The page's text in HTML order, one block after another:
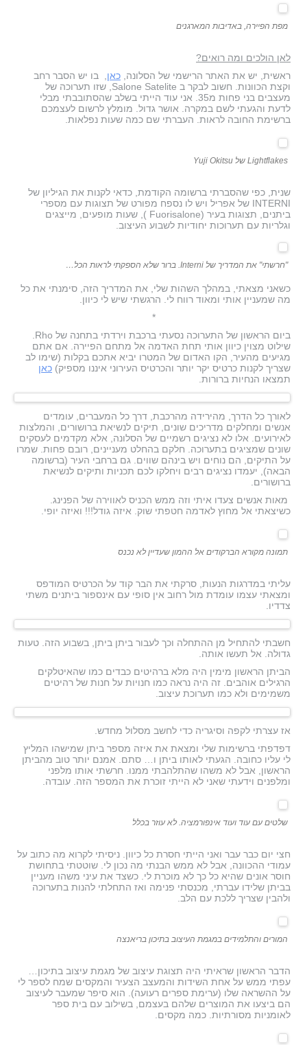
מפת הפיירה, באדיבות המארגנים
לאן הולכים ומה רואים?
ראשית, יש את האתר הרישמי של הסלונה, כאן, בו יש הסבר רחב
וקצת הכוונות. חשוב לבקר ב Salone Satelite, שזו תערוכה של
מעצבים בני פחות מ35. אני עוד הייתי בשלב שהסתובבתי מבלי
לדעת והגעתי לשם במקרה. אושר גדול. מומלץ לרשום לעצמכם
ברשימת החובה לראות. העברתי שם כמה שעות נפלאות.
Lightflakes של Yuji Okitsu
שנית, כפי שהסברתי ברשומה הקודמת, כדאי לקנות את הגיליון של
INTERNI של אפריל ויש לו נספח מפורט של תצוגות עם מספרי
ביתנים, תצוגות בעיר (Fuorisalone ), שעות מופעים, מייצגים
וגלריות עם תערוכות יחודיות לשבוע העיצוב.
"חרשתי" את המדריך של Interni. ברור שלא הספקתי לראות הכל…
כשאני מצאתי, במהלך השהות שלי, את המדריך הזה, סימנתי את כל
מה שמעניין אותי ומאוד רווח לי. הרגשתי שיש לי כיוון.
*
ביום הראשון של התערוכה נסעתי ברכבת וירדתי בתחנה של Rho.
שילוט מצוין כיוון אותי תחת האדמה אל מתחם הפיירה. אם אתם
מגיעים מהעיר, הקו האדום של המטרו יביא אתכם בקלות (שימו לב
שצריך לקנות כרטיס יקר יותר והכרטיס העירוני איננו מספיק) כאן
תמצאו הנחיות ברורות.
לאורך כל הדרך, מהירידה מהרכבת, דרך כל המעברים, עומדים
אנשים ומחלקים מדריכים שונים, תיקים לנשיאת ברושורים, והמלצות
לאירועים. אלו לא נציגים רשמיים של הסלונה, אלא מקדמים לעסקים
שונים שמציגים בתערוכה. חלקם בהחלט מעניינים, רובם פחות. שמרו
על התיקים, הם נוחים ויש בינהם שווים. גם ברחבי העיר (ברשומה
הבאה), יעמדו נציגים רבים ויחלקו לכם תכניות ותיקים לנשיאת
ברושורים.
מאות אנשים צעדו איתי וזה ממש הכניס לאווירה של הפנינג.
כשיצאתי אל מחוץ לאדמה חטפתי שוק. איזה גודל!!! ואיזה יופי.
תמונה מקורא הברקודים אל ההמון שעדיין לא נכנס
עליתי במדרגות הנעות, סרקתי את הבר קוד על הכרטיס המודפס
ומצאתי עצמו עומדת מול רחוב אין סופי עם אינספור ביתנים משתי
צדדיו.
חשבתי להתחיל מן ההתחלה וכך לעבור ביתן ביתן, בשבוע הזה. טעות
גדולה. אל תעשו אותה.
הביתן הראשון מימין היה מלא ברהיטים כבדים כמו שהאיטלקים
הרגילים אוהבים. זה היה נראה כמו חנויות על חנות של רהיטים
משמימים ולא כמו תערוכת עיצוב.
אז עצרתי לקפה וסיגריה כדי לחשב מסלול מחדש.
דפדפתי ברשימות שלי ומצאת את איזה מספר ביתן שמישהו המליץ
לי עליו כחובה. הגעתי לאותו ביתן ו… סתם. אמנם יותר טוב מהביתן
הראשון, אבל לא משהו שהתלהבתי ממנו. חרשתי אותו מלפני
ומלפנים וידעתי שאני לא הייתי זוכרת את המספר הזה. עובדה.
שלטים עם עוד ועוד אינפורמציה. לא עוזר בכלל
חצי יום כבר עבר ואני הייתי חסרת כל כיוון. ניסיתי לקרוא מה כתוב על
עמודי ההכוונה, אבל לא ממש הבנתי מה נכון לי. שוטטתי בתחושת
חוסר אונים שהיא כל כך לא מוכרת לי. כשצד את עיני משהו מעניין
בביתן שלידו עברתי, מכנסתי פנימה ואז התחלתי להנות בתערוכה
ולהבין שצריך ללכת עם הלב.
המורים והתלמידים במגמת העיצוב בתיכון בריאנצה
הדבר הראשון שראיתי היה תצוגת עיצוב של מגמת עיצוב בתיכון…
עפתי ממש על אחת השידות והמעצב הצעיר והמקסים שמח לספר לי
על ההשראה שלו (ערימת ספרים רעועה). הוא סיפר שמעבר לעיצוב
הם ביצעו את המוצרים שלהם בעצמם, בשילוב עם בית ספר
לאומניות מסורתיות. כמה מקסים.